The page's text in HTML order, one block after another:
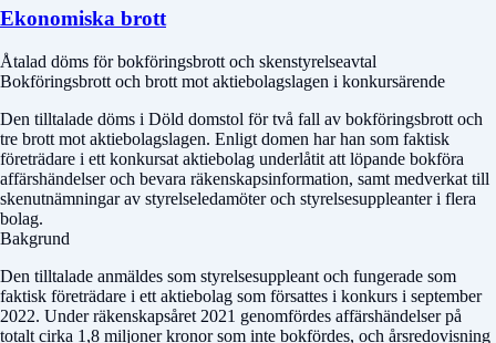
Ekonomiska brott
Åtalad döms för bokföringsbrott och skenstyrelseavtal
Bokföringsbrott och brott mot aktiebolagslagen i konkursärende
Den tilltalade döms i Döld domstol för två fall av bokföringsbrott och
tre brott mot aktiebolagslagen. Enligt domen har han som faktisk
företrädare i ett konkursat aktiebolag underlåtit att löpande bokföra
affärshändelser och bevara räkenskapsinformation, samt medverkat till
skenutnämningar av styrelseledamöter och styrelsesuppleanter i flera
bolag.
Bakgrund
Den tilltalade anmäldes som styrelsesuppleant och fungerade som
faktisk företrädare i ett aktiebolag som försattes i konkurs i september
2022. Under räkenskapsåret 2021 genomfördes affärshändelser på
totalt cirka 1,8 miljoner kronor som inte bokfördes, och årsredovisning